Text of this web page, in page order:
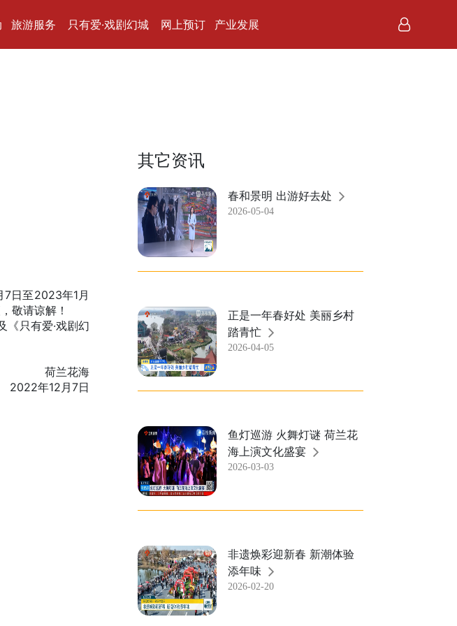
旅游服务 只有爱·戏剧幻城 网上预订 产业发展
敬请谅解！
荷兰花海
2022年12月7日
其它资讯
春和景明 出游好去处
2026-05-04
正是一年春好处 美丽乡村
踏青忙
2026-04-05
鱼灯巡游 火舞灯谜 荷兰花
海上演文化盛宴
2026-03-03
非遗焕彩迎新春 新潮体验
添年味
2026-02-20